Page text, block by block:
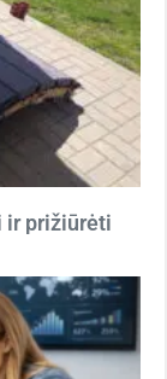
ir prižiūrėti